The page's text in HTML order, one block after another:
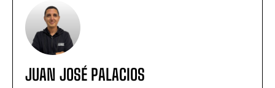
JUAN JOSÉ PALACIOS